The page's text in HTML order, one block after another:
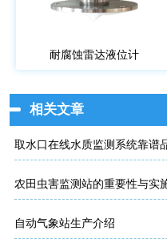
耐腐蚀雷达液位计
相关文章
取水口在线水质监测系统靠谱
农田虫害监测站的重要性与实
自动气象站生产介绍